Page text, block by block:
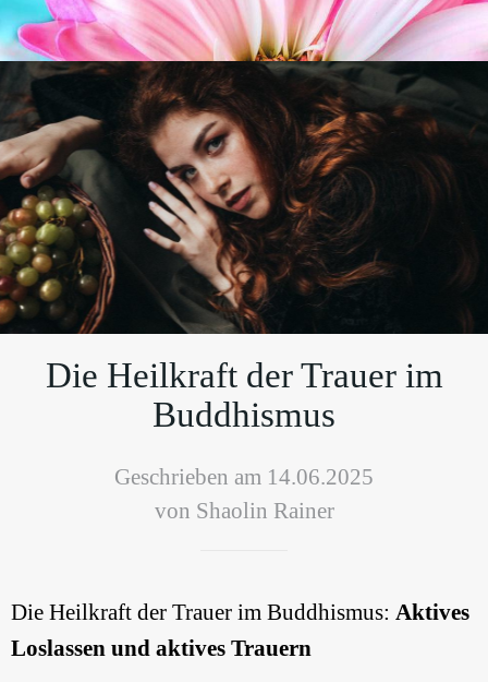
Die Heilkraft der Trauer im
Buddhismus
Geschrieben am 14.06.2025
von Shaolin Rainer
Die Heilkraft der Trauer im Buddhismus: Aktives
Loslassen und aktives Trauern